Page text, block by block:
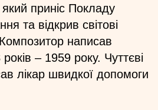
приніс Покладу
та відкрив світові
написав
– 1959 року. Чуттєві
лікар швидкої допомоги